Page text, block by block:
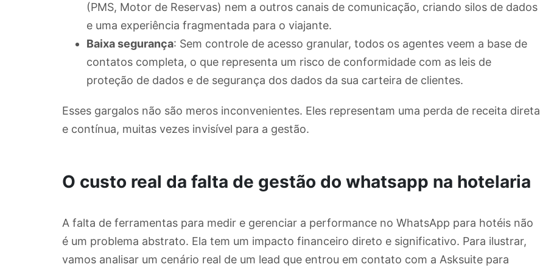
(PMS, Motor de Reservas) nem a outros canais de comunicação, criando silos de dados
e uma experiência fragmentada para o viajante.
Baixa segurança: Sem controle de acesso granular, todos os agentes veem a base de
contatos completa, o que representa um risco de conformidade com as leis de
proteção de dados e de segurança dos dados da sua carteira de clientes.
Esses gargalos não são meros inconvenientes. Eles representam uma perda de receita direta
e contínua, muitas vezes invisível para a gestão.
O custo real da falta de gestão do whatsapp na hotelaria
A falta de ferramentas para medir e gerenciar a performance no WhatsApp para hotéis não
é um problema abstrato. Ela tem um impacto financeiro direto e significativo. Para ilustrar,
vamos analisar um cenário real de um lead que entrou em contato com a Asksuite para